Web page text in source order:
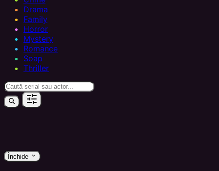
Drama
Family
Horror
Mystery
Romance
Soap
Thriller
Închide keyboard_arrow_down